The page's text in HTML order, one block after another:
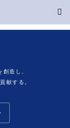
造し、
献する。